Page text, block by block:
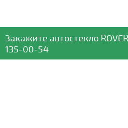
Закажите автостекло ROVER
135-00-54